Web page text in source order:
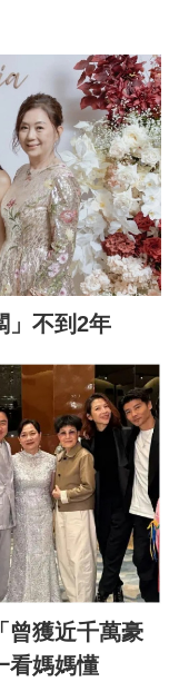
」不到2年
曾獲近千萬豪
看媽媽懂